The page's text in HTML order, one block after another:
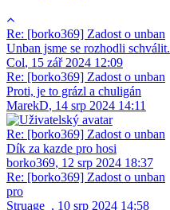
Re: [borko369] Zadost o unban
Unban jsme se rozhodli schválit.
Col, 15 zář 2024 12:09
Re: [borko369] Zadost o unban
Proti, je to grázl a chuligán
MarekD, 14 srp 2024 14:11
Re: [borko369] Zadost o unban
Dík za kazde pro hosi
borko369, 12 srp 2024 18:37
Re: [borko369] Zadost o unban
pro
Struage_ , 10 srp 2024 14:58